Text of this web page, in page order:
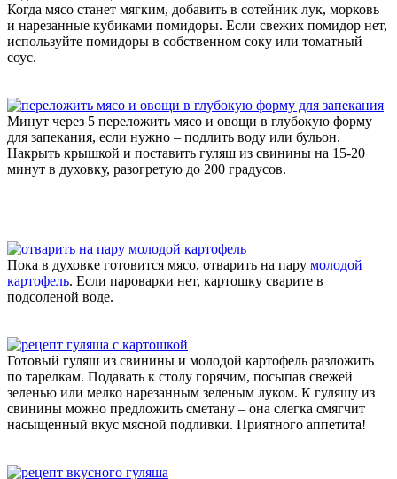
Когда мясо станет мягким, добавить в сотейник лук, морковь
и нарезанные кубиками помидоры. Если свежих помидор нет,
используйте помидоры в собственном соку или томатный
соус.
Минут через 5 переложить мясо и овощи в глубокую форму
для запекания, если нужно – подлить воду или бульон.
Накрыть крышкой и поставить гуляш из свинины на 15-20
минут в духовку, разогретую до 200 градусов.
Пока в духовке готовится мясо, отварить на пару молодой
картофель. Если пароварки нет, картошку сварите в
подсоленой воде.
Готовый гуляш из свинины и молодой картофель разложить
по тарелкам. Подавать к столу горячим, посыпав свежей
зеленью или мелко нарезанным зеленым луком. К гуляшу из
свинины можно предложить сметану – она слегка смягчит
насыщенный вкус мясной подливки. Приятного аппетита!